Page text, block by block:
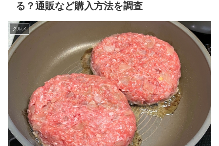
る？通販など購入方法を調査
グルメ